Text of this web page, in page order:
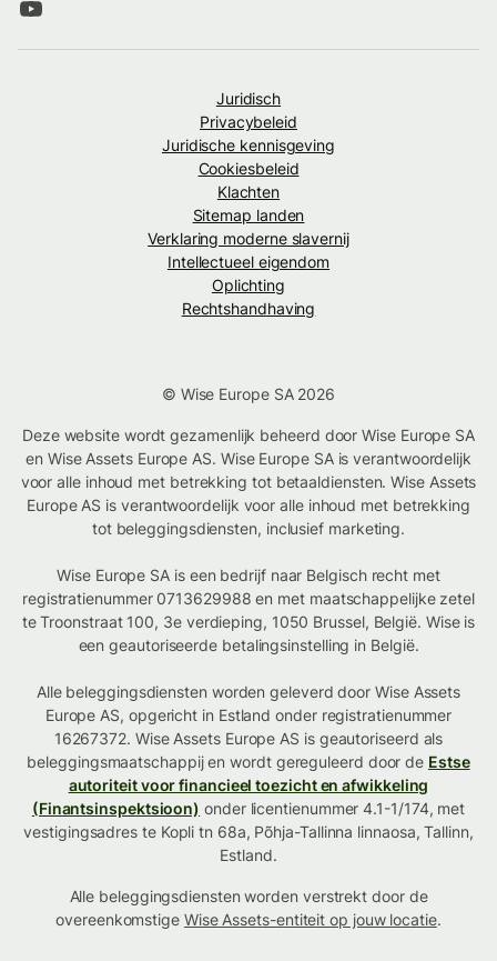
Juridisch
Privacybeleid
Juridische kennisgeving
Cookiesbeleid
Klachten
Sitemap landen
Verklaring moderne slavernij
Intellectueel eigendom
Oplichting
Rechtshandhaving
© Wise Europe SA 2026
Deze website wordt gezamenlijk beheerd door Wise Europe SA
en Wise Assets Europe AS. Wise Europe SA is verantwoordelijk
voor alle inhoud met betrekking tot betaaldiensten. Wise Assets
Europe AS is verantwoordelijk voor alle inhoud met betrekking
tot beleggingsdiensten, inclusief marketing.
Wise Europe SA is een bedrijf naar Belgisch recht met
registratienummer 0713629988 en met maatschappelijke zetel
te Troonstraat 100, 3e verdieping, 1050 Brussel, België. Wise is
een geautoriseerde betalingsinstelling in België.
Alle beleggingsdiensten worden geleverd door Wise Assets
Europe AS, opgericht in Estland onder registratienummer
16267372. Wise Assets Europe AS is geautoriseerd als
beleggingsmaatschappij en wordt gereguleerd door de Estse
autoriteit voor financieel toezicht en afwikkeling
(Finantsinspektsioon) onder licentienummer 4.1-1/174, met
vestigingsadres te Kopli tn 68a, Põhja-Tallinna linnaosa, Tallinn,
Estland.
Alle beleggingsdiensten worden verstrekt door de
overeenkomstige Wise Assets-entiteit op jouw locatie.